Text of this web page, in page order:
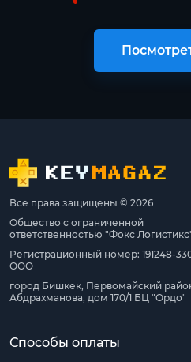
Все права защищены © 2026
Общество с ограниченной
ответственностью "Фокс
Регистрационный номер: 191248-
ООО
город Бишкек, Первомайский
Абдрахманова, дом 170/1 БЦ "Ордо"
Способы оплаты